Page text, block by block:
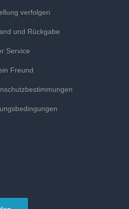
verfolgen
und Rückgabe
Service
Freund